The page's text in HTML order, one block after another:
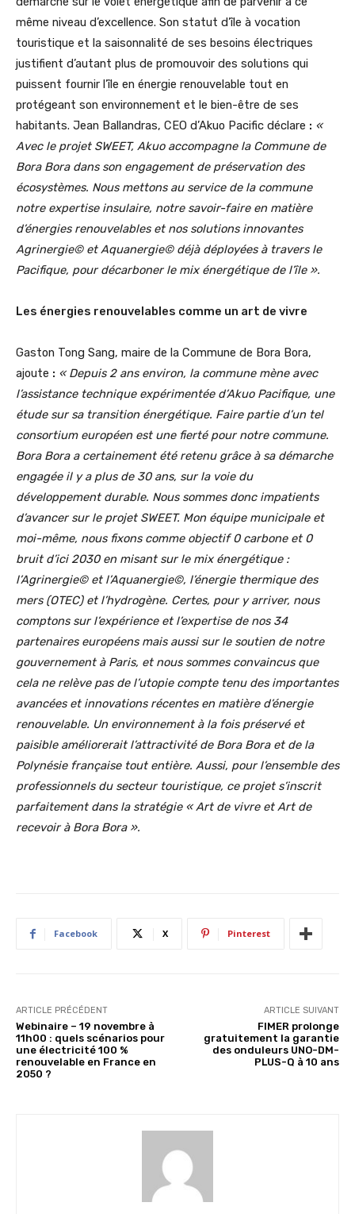
même niveau d’excellence. Son statut d’île à vocation
touristique et la saisonnalité de ses besoins électriques
justifient d’autant plus de promouvoir des solutions qui
puissent fournir l’île en énergie renouvelable tout en
protégeant son environnement et le bien-être de ses
habitants. Jean Ballandras, CEO d’Akuo Pacific déclare : «
Avec le projet SWEET, Akuo accompagne la Commune de
Bora Bora dans son engagement de préservation des
écosystèmes. Nous mettons au service de la commune
notre expertise insulaire, notre savoir-faire en matière
d’énergies renouvelables et nos solutions innovantes
Agrinergie© et Aquanergie© déjà déployées à travers le
Pacifique, pour décarboner le mix énergétique de l’île ».
Les énergies renouvelables comme un art de vivre
Gaston Tong Sang, maire de la Commune de Bora Bora,
ajoute : « Depuis 2 ans environ, la commune mène avec
l’assistance technique expérimentée d’Akuo Pacifique, une
étude sur sa transition énergétique. Faire partie d’un tel
consortium européen est une fierté pour notre commune.
Bora Bora a certainement été retenu grâce à sa démarche
engagée il y a plus de 30 ans, sur la voie du
développement durable. Nous sommes donc impatients
d’avancer sur le projet SWEET. Mon équipe municipale et
moi-même, nous fixons comme objectif 0 carbone et 0
bruit d’ici 2030 en misant sur le mix énergétique :
l’Agrinergie© et l’Aquanergie©, l’énergie thermique des
mers (OTEC) et l’hydrogène. Certes, pour y arriver, nous
comptons sur l’expérience et l’expertise de nos 34
partenaires européens mais aussi sur le soutien de notre
gouvernement à Paris, et nous sommes convaincus que
cela ne relève pas de l’utopie compte tenu des importantes
avancées et innovations récentes en matière d’énergie
renouvelable. Un environnement à la fois préservé et
paisible améliorerait l’attractivité de Bora Bora et de la
Polynésie française tout entière. Aussi, pour l’ensemble des
professionnels du secteur touristique, ce projet s’inscrit
parfaitement dans la stratégie « Art de vivre et Art de
recevoir à Bora Bora ».
Facebook X Pinterest
ARTICLE PRÉCÉDENT
Webinaire – 19 novembre à
11h00 : quels scénarios pour
une électricité 100 %
renouvelable en France en
2050 ?
ARTICLE SUIVANT
FIMER prolonge
gratuitement la garantie
des onduleurs UNO-DM-
PLUS-Q à 10 ans